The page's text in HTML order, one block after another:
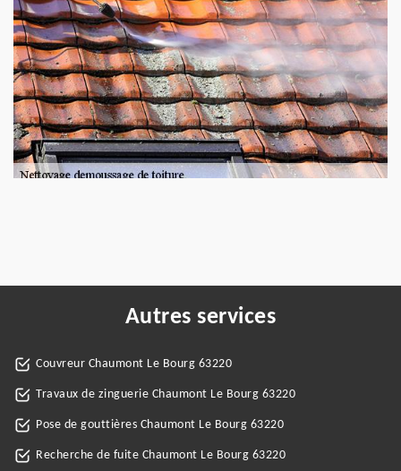
Autres services
Couvreur Chaumont Le Bourg 63220
Travaux de zinguerie Chaumont Le Bourg 63220
Pose de gouttières Chaumont Le Bourg 63220
Recherche de fuite Chaumont Le Bourg 63220